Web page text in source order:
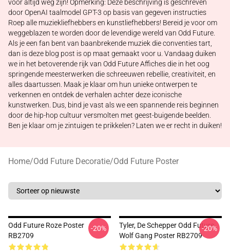
voor altijd weg zijn! Opmerking: Deze beschrijving is geschreven
door OpenAI taalmodel GPT-3 op basis van gegeven instructies
Roep alle muziekliefhebbers en kunstliefhebbers! Bereid je voor om
weggeblazen te worden door de levendige wereld van Odd Future.
Als je een fan bent van baanbrekende muziek die conventies tart,
dan is deze blog post is op maat gemaakt voor u. Vandaag duiken
we in het betoverende rijk van Odd Future Affiches die in het oog
springende meesterwerken die schreeuwen rebellie, creativiteit, en
alles daartussen. Maak je klaar om hun unieke ontwerpen te
verkennen en ontdek de verhalen achter deze iconische
kunstwerken. Dus, bind je vast als we een spannende reis beginnen
door de hip-hop cultuur versmolten met geest-buigende beelden.
Ben je klaar om je zintuigen te prikkelen? Laten we er recht in duiken!
Home/Odd Future Decoratie/Odd Future Poster
Odd Future Roze Poster
RB2709
-20%
Tyler, De Schepper Odd Future
Wolf Gang Poster RB2709
-20%